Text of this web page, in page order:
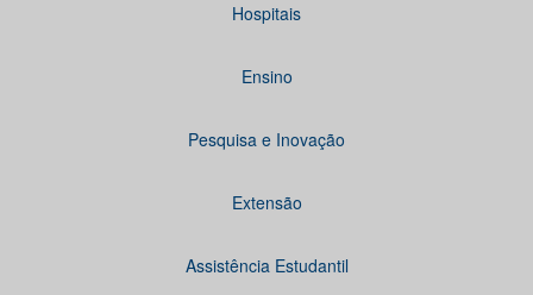
Hospitais
Ensino
Pesquisa e Inovação
Extensão
Assistência Estudantil